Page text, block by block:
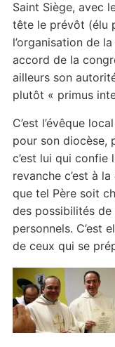
Saint Siège, avec
tête le prévôt (élu
l’organisation de
accord de la
ailleurs son
plutôt « primus
C’est l’évêque
pour son diocèse,
c’est lui qui confie
revanche c’est à
que tel Père soit
des possibilités
personnels. C’est
de ceux qui se